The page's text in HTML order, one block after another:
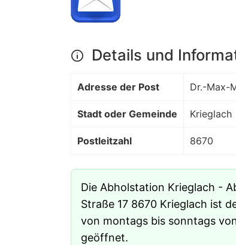
Details und
Adresse der Post Dr.-Max-
Stadt oder Gemeinde Krieglach
Postleitzahl 8670
Die Abholstation Krieglach -
Straße 17 8670 Krieglach ist
von montags bis sonntags
geöffnet.